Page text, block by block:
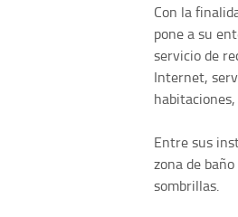
Con la
pone a su
servicio de
Internet,
Entre sus
zona de
sombrillas.